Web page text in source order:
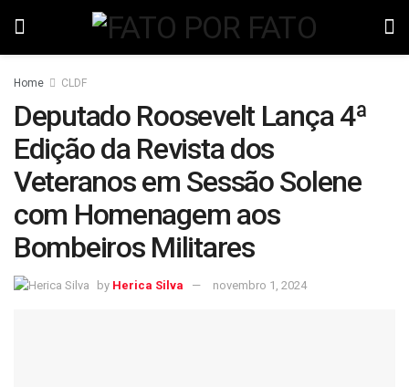
Home CLDF
Deputado Roosevelt Lança 4ª
Edição da Revista dos
Veteranos em Sessão Solene
com Homenagem aos
Bombeiros Militares
by Herica Silva novembro 1, 2024